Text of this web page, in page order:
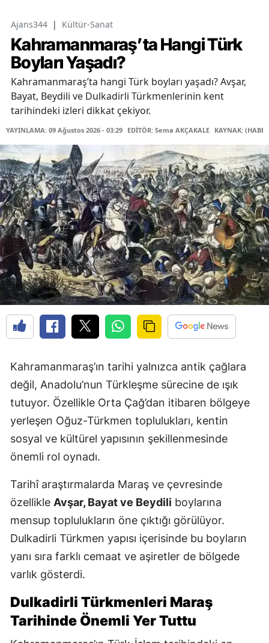
Ajans344 | Kültür-Sanat
Kahramanmaraş’ta Hangi Türk
Boyları Yaşadı?
Kahramanmaraş’ta hangi Türk boyları yaşadı? Avşar,
Bayat, Beydili ve Dulkadirli Türkmenlerinin kent
tarihindeki izleri dikkat çekiyor.
YAYINLAMA: 09 Ağustos 2026 - 03:29 EDİTÖR: Sema AKÇAKALE KAYNAK:
Kahramanmaraş’ın tarihi yalnızca antik çağlara
değil, Anadolu’nun Türkleşme sürecine de ışık
tutuyor. Özellikle Orta Çağ’dan itibaren bölgeye
yerleşen Oğuz-Türkmen toplulukları, kentin
sosyal ve kültürel yapısının şekillenmesinde
önemli rol oynadı.
Tarihî araştırmalarda Maraş ve çevresinde
özellikle Avşar, Bayat ve Beydili boylarına
mensup toplulukların öne çıktığı görülüyor.
Dulkadirli Türkmen yapısı içerisinde bu boyların
yanı sıra farklı cemaat ve aşiretler de bölgede
varlık gösterdi.
Dulkadirli Türkmenleri Maraş
Tarihinde Önemli Yer Tuttu